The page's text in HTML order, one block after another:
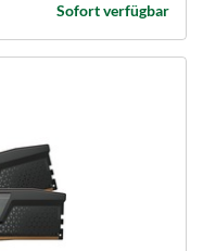
Sofort verfügbar